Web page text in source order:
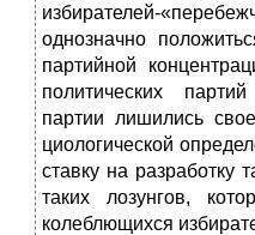
избирателей-
однозначно
партийной
политических
партии лишились
циологической
ставку на разработку
таких лозунгов,
колеблющихся